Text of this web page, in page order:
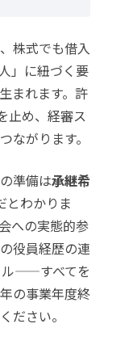
株式でも借入
」に紐づく要
まれます。許
止め、経審ス
ながります。
準備は承継希
とわかりま
への実態的参
役員経歴の連
ル——すべてを
の事業年度終
ださい。